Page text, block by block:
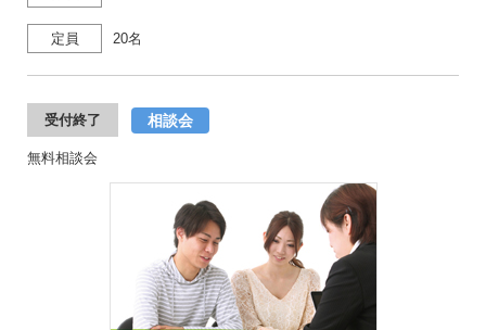
定員 20名
受付終了 相談会
無料相談会